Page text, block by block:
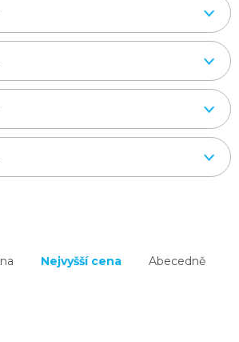
Nejvyšší cena Abecedně